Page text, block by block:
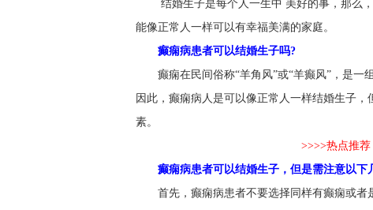
结婚生子是每个人一生中 美好的事，那么
能像正常人一样可以有幸福美满的家庭。
癫痫病患者可以结婚生子吗?
癫痫在民间俗称“羊角风”或“羊癫风”，是一
因此，癫痫病人是可以像正常人一样结婚生子
素。
>>>>热点推
癫痫病患者可以结婚生子，但是需注意以下
首先，癫痫病患者不要选择同样有癫痫或